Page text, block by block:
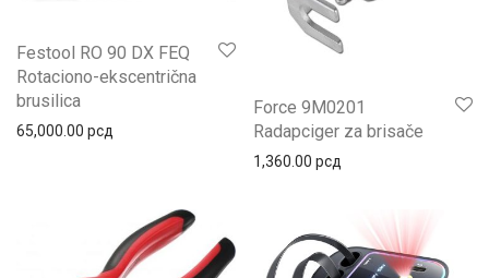
Festool RO 90 DX FEQ
Rotaciono-ekscentrična
brusilica
65,000.00 рсд
Force 9M0201
Radapciger za brisače
1,360.00 рсд